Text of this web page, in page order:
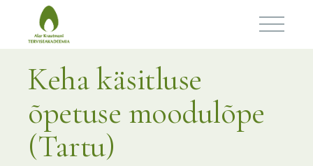
Keha käsitluse
õpetuse moodulõpe
(Tartu)